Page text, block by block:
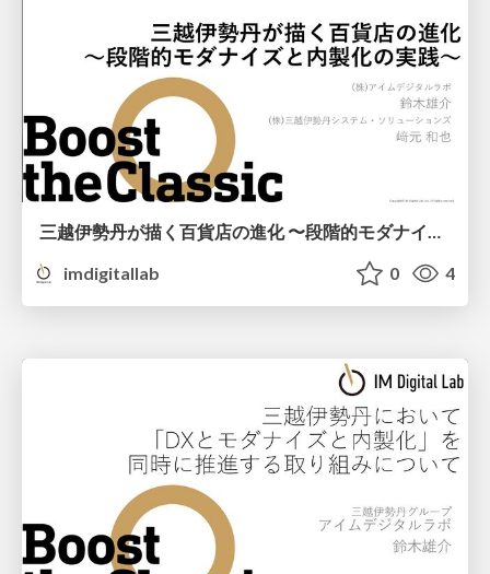
三越伊勢丹が描く百貨店の進化 〜段階的モダナイズと内製化の実践〜
imdigitallab
0 4